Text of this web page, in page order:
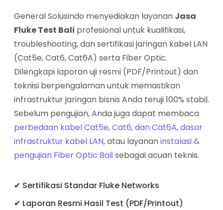
General Solusindo menyediakan layanan Jasa
Fluke Test Bali profesional untuk kualifikasi,
troubleshooting, dan sertifikasi jaringan kabel LAN
(Cat5e, Cat6, Cat6A) serta Fiber Optic.
Dilengkapi laporan uji resmi (PDF/Printout) dan
teknisi berpengalaman untuk memastikan
infrastruktur jaringan bisnis Anda teruji 100% stabil.
Sebelum pengujian, Anda juga dapat membaca
perbedaan kabel Cat5e, Cat6, dan Cat6A,dasar
infrastruktur kabel LAN, atau layananinstalasi &
pengujian Fiber Optic Balisebagai acuan teknis.
✔ Sertifikasi Standar Fluke Networks
✔ Laporan Resmi Hasil Test (PDF/Printout)